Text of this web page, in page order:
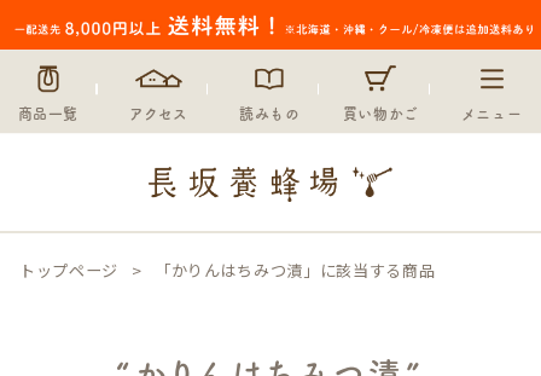
商品一覧 アクセス 読みもの 買い物かご メニュー
トップページ 「かりんはちみつ漬」に該当する商品
〜
在庫なし商品
在庫なし商品を表示しない
登録順
優先度順